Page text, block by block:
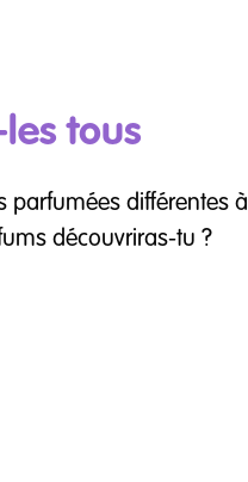
tous
parfumées différentes à
découvriras-tu ?